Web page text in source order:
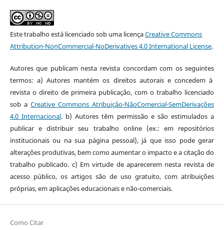
Este trabalho está licenciado sob uma licençaCreative Commons
Attribution-NonCommercial-NoDerivatives 4.0 International License.
Autores que publicam nesta revista concordam com os seguintes
termos: a) Autores mantém os direitos autorais e concedem à
revista o direito de primeira publicação, com o trabalho licenciado
sob a Creative Commons Atribuição-NãoComercial-SemDerivações
4.0 Internacional. b) Autores têm permissão e são estimulados a
publicar e distribuir seu trabalho online (ex.: em repositórios
institucionais ou na sua página pessoal), já que isso pode gerar
alterações produtivas, bem como aumentar o impacto e a citação do
trabalho publicado. c) Em virtude de aparecerem nesta revista de
acesso público, os artigos são de uso gratuito, com atribuições
próprias, em aplicações educacionais e não-comerciais.
Como Citar